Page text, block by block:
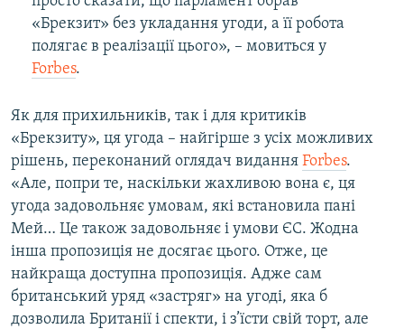
«Брекзит» без укладання угоди, а її робота
полягає в реалізації цього», – мовиться у
Forbes.
Як для прихильників, так і для критиків
«Брекзиту», ця угода – найгірше з усіх можливих
рішень, переконаний оглядач видання Forbes.
«Але, попри те, наскільки жахливою вона є, ця
угода задовольняє умовам, які встановила пані
Мей… Це також задовольняє і умови ЄС. Жодна
інша пропозиція не досягає цього. Отже, це
найкраща доступна пропозиція. Адже сам
британський уряд «застряг» на угоді, яка б
дозволила Британії і спекти, і з’їсти свій торт, але